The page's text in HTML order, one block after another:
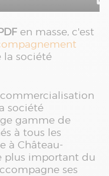
en masse, c'est
la société
société
gamme de
à tous les
à Château-
plus important du
ses